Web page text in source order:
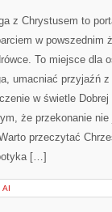
z Chrystusem to
w powszednim
To miejsce dla
umacniać przyjaźń
w świetle Dobrej
że przekonanie
przeczytać
[…]
AI